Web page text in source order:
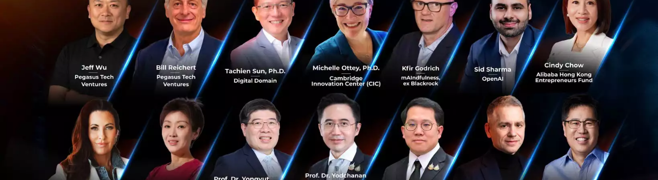
ความสำคัญกับการรับรู้สภาพแวดล้อม การตัดสินใจอย่างแม่นยำ ความปลอดภัย และการควบคุม
รถยนต์อย่างนุ่มนวล เพื่อมอบประสบการณ์การเดินทางที่สะดวกสบาย เชื่อมต่อ และไร้รอยต่อในทุก
ประเทศไทยนับเป็นหนึ่งในตลาดสำคัญระดับยุทธศาสตร์ของ CHERY Group สำหรับการนำเทคโนโลยี
อัจฉริยะมาใช้งานจริง โดยผลิตภัณฑ์รุ่นแรกที่มาพร้อมระบบ SIVP มีกำหนดเปิดตัวภายในไตรมาส 4 ปี
2569 ขณะที่บริษัทฯ ได้เริ่มทดสอบและสาธิตเทคโนโลยีดังกล่าวในพื้นที่สำคัญของกรุงเทพมหานคร
เพื่อศึกษาและพัฒนาเทคโนโลยีให้สอดคล้องกับพฤติกรรมผู้ใช้งาน สภาพแวดล้อม และรูปแบบการ
เดินทางของผู้บริโภคชาวไทย อันเป็นการตอกย้ำแนวทาง "Global Technology, Local Validation" ที่
CHERY Group ให้ความสำคัญในการดำเนินธุรกิจในประเทศไทย
ในด้านพลังงานใหม่ CHERY Group ได้นำเสนอ Kunpeng Power เทคโนโลยีระบบขับเคลื่อนหลักของ
องค์กร ซึ่งรองรับทางเลือกด้านพลังงานที่หลากหลาย ทั้ง Super PHEV, Super REEV และ Super HEV